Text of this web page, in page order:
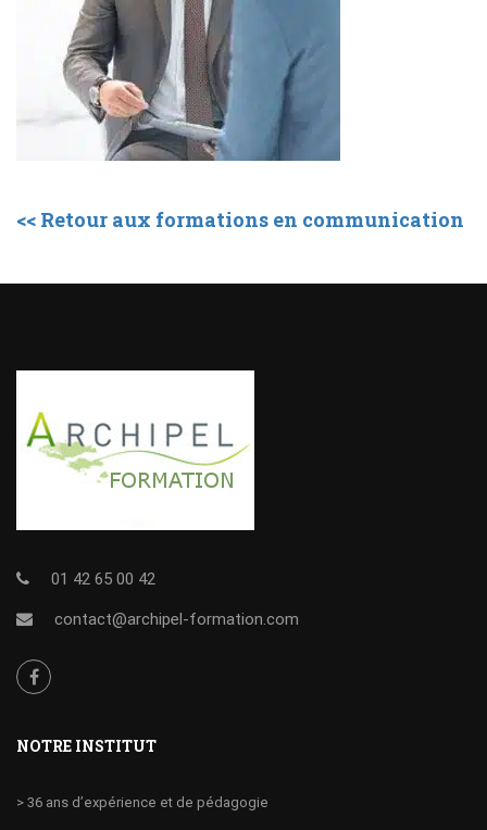
<< Retour aux formations en communication
01 42 65 00 42
contact@archipel-formation.com
NOTRE INSTITUT
> 36 ans d’expérience et de pédagogie